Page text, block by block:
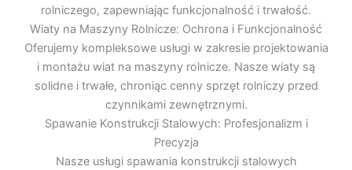
rolniczego, zapewniając funkcjonalność i trwałość.
Wiaty na Maszyny Rolnicze: Ochrona i Funkcjonalność
Oferujemy kompleksowe usługi w zakresie projektowania
i montażu wiat na maszyny rolnicze. Nasze wiaty są
solidne i trwałe, chroniąc cenny sprzęt rolniczy przed
czynnikami zewnętrznymi.
Spawanie Konstrukcji Stalowych: Profesjonalizm i
Precyzja
Nasze usługi spawania konstrukcji stalowych